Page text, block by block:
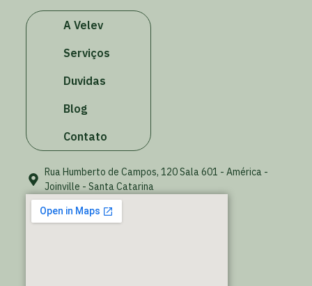
A Velev
Serviços
Duvidas
Blog
Contato
Rua Humberto de Campos, 120 Sala 601 - América -
Joinville - Santa Catarina